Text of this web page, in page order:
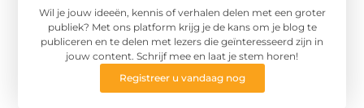
Wil je jouw ideeën, kennis of verhalen delen met een groter
publiek? Met ons platform krijg je de kans om je blog te
publiceren en te delen met lezers die geïnteresseerd zijn in
jouw content. Schrijf mee en laat je stem horen!
Registreer u vandaag nog